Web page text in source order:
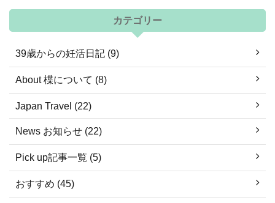
カテゴリー
39歳からの妊活日記 (9)
About 楪について (8)
Japan Travel (22)
News お知らせ (22)
Pick up記事一覧 (5)
おすすめ (45)